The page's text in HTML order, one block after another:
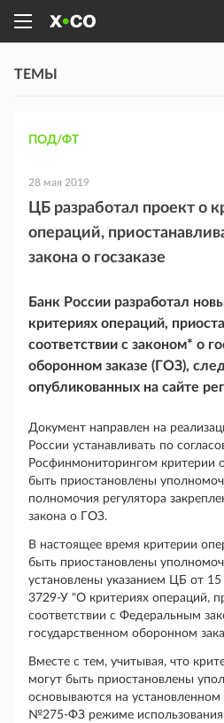
ТЕМЫ
ПОД/ФТ
28 мая 2019
ЦБ разработал проект о
операций,
закона о госзаказе
Банк России разработал
критериях операций,
соответствии с законом* о
оборонном заказе (ГОЗ),
опубликованных на сайте
Документ направлен на
России устанавливать по
Росфинмониторингом критерии
быть приостановлены
полномочия регулятора
закона о ГОЗ.
В настоящее время критерии
быть приостановлены
установлены указанием ЦБ от
3729-У "О критериях операций,
соответствии с Федеральным
государственном оборонном
Вместе с тем, учитывая, что
могут быть приостановлены
основываются на установленном
№275-ФЗ режиме использования